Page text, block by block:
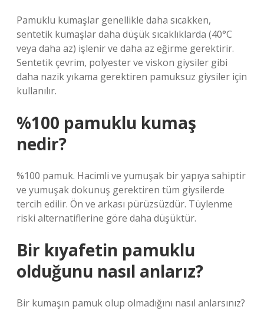
Pamuklu kumaşlar genellikle daha sıcakken,
sentetik kumaşlar daha düşük sıcaklıklarda (40°C
veya daha az) işlenir ve daha az eğirme gerektirir.
Sentetik çevrim, polyester ve viskon giysiler gibi
daha nazik yıkama gerektiren pamuksuz giysiler için
kullanılır.
%100 pamuklu kumaş
nedir?
%100 pamuk. Hacimli ve yumuşak bir yapıya sahiptir
ve yumuşak dokunuş gerektiren tüm giysilerde
tercih edilir. Ön ve arkası pürüzsüzdür. Tüylenme
riski alternatiflerine göre daha düşüktür.
Bir kıyafetin pamuklu
olduğunu nasıl anlarız?
Bir kumaşın pamuk olup olmadığını nasıl anlarsınız?